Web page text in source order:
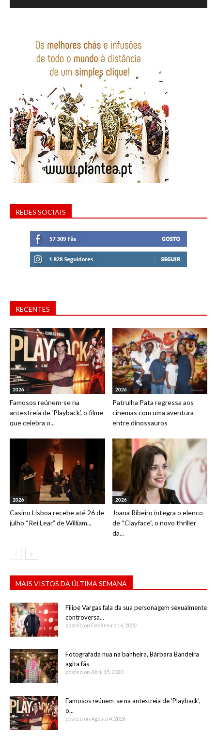
REDES SOCIAIS
RECENTES
2026
Famosos reúnem-se na
antestreia de ‘Playback’, o filme
que celebra o...
2026
Patrulha Pata regressa aos
cinemas com uma aventura
entre dinossauros
2026
Casino Lisboa recebe até 26 de
julho “Rei Lear” de William...
2026
Joana Ribeiro integra o elenco
de “Clayface”, o novo thriller
da...
MAIS VISTOS DA ÚLTIMA SEMANA
Filipe Vargas fala da sua personagem sexualmente
controversa...
posted on Fevereiro 16, 2022
Fotografada nua na banheira, Bárbara Bandeira
agita fãs
posted on Abril 15, 2020
Famosos reúnem-se na antestreia de ‘Playback’,
o...
posted on Agosto 4, 2026